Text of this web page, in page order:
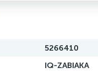
5266410
IQ-ZABIAKA